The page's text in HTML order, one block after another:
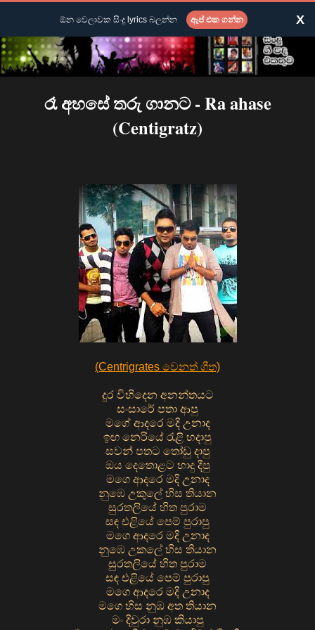
රෑ අහසේ තරු ගානට - Ra ahase
(Centigratz)
(Centrigrates වෙනත් ගීත)
දුර විහිදෙන අනන්තයට
සංසාරේ පතා ආපු
මගේ ආදරෙ මදි උනාද
ඉඟ නෙරියේ රැළි හදාපු
සවන් පතට තෝඩු දාපු
ඔය දෙතොළට හාදු දීපු
මගෙ ආදරෙ මදි උනාද
නුඹෙ උකුලේ හිස තියාන
සුරතලියේ හිත පුරාම
සඳ එළියේ පෙම් පුරාපු
මගෙ ආදරෙ මදි උනාද
නුඹෙ උකලේ හිස තියාන
සුරතලියේ හිත පුරාම
සඳ එළියේ පෙම් පුරාපු
මගෙ ආදරෙ මදි උනාද
මගෙ හිස නුඹ අත තියාන
මං දිවුරා නුඹ කියාපු
ඕන වෙලාවක සිංදු lyrics බලන්න ඇප් එක ගන්න X